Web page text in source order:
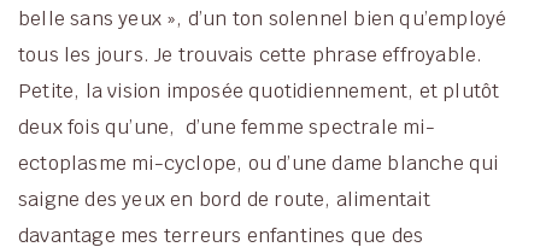
belle sans yeux », d’un ton solennel bien qu’employé
tous les jours. Je trouvais cette phrase effroyable.
Petite, la vision imposée quotidiennement, et plutôt
deux fois qu’une, d’une femme spectrale mi-
ectoplasme mi-cyclope, ou d’une dame blanche qui
saigne des yeux en bord de route, alimentait
davantage mes terreurs enfantines que des